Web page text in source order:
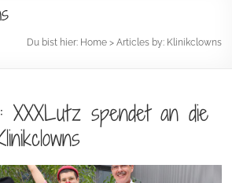
Du bist hier: Home> Articles by: Klinikclowns
XXXLutz spendet an die